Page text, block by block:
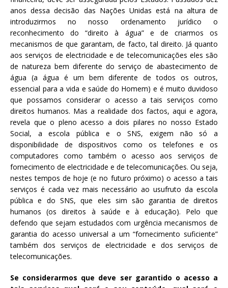
anos dessa decisão das Nações Unidas está na altura de
introduzirmos no nosso ordenamento jurídico o
reconhecimento do “direito à água” e de criarmos os
mecanismos de que garantam, de facto, tal direito. Já quanto
aos serviços de electricidade e de telecomunicações eles são
de natureza bem diferente do serviço de abastecimento de
água (a água é um bem diferente de todos os outros,
essencial para a vida e saúde do Homem) e é muito duvidoso
que possamos considerar o acesso a tais serviços como
direitos humanos. Mas a realidade dos factos, aqui e agora,
revela que o pleno acesso a dois pilares no nosso Estado
Social, a escola pública e o SNS, exigem não só a
disponibilidade de dispositivos como os telefones e os
computadores como também o acesso aos serviços de
fornecimento de electricidade e de telecomunicações. Ou seja,
nestes tempos de hoje (e no futuro próximo) o acesso a tais
serviços é cada vez mais necessário ao usufruto da escola
pública e do SNS, que eles sim são garantia de direitos
humanos (os direitos à saúde e à educação). Pelo que
defendo que sejam estudados com urgência mecanismos de
garantia do acesso universal a um “fornecimento suficiente”
também dos serviços de electricidade e dos serviços de
telecomunicações.
Se considerarmos que deve ser garantido o acesso a